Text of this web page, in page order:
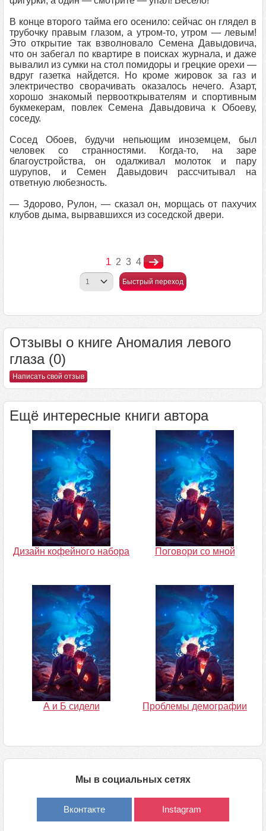
В конце второго тайма его осенило: сейчас он глядел в
трубочку правым глазом, а утром-то, утром — левым!
Это открытие так взволновало Семена Давыдовича,
что он забегал по квартире в поисках журнала, и даже
вывалил из сумки на стол помидоры и грецкие орехи —
вдруг газетка найдется. Но кроме жировок за газ и
электричество сворачивать оказалось нечего. Азарт,
хорошо знакомый первооткрывателям и спортивным
букмекерам, повлек Семена Давыдовича к Обоеву,
соседу.
Сосед Обоев, будучи непьющим иноземцем, был
человек со странностями. Когда-то, на заре
благоустройства, он одалживал молоток и пару
шурупов, и Семен Давыдович рассчитывал на
ответную любезность.
— Здорово, Рулон, — сказал он, морщась от пахучих
клубов дыма, вырвавшихся из соседской двери.
1 2 3 4
Быстрый переход
Отзывы о книге Аномалия левого
глаза (0)
Написать свой отзыв
Ещё интересные книги автора
Дизайн кофейного набора Поговори со мной
А и Б сидели Проблемы демографии
Мы в социальных сетях
Вконтакте Instagram